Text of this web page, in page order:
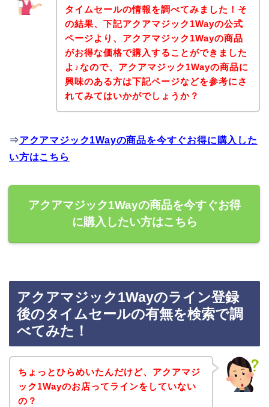
タイムセールの情報を調べてみました！そ
の結果、下記アクアマジック1Wayの公式
ページより、アクアマジック1Wayの商品
がお得な価格で購入することができました
よ♪なので、アクアマジック1Wayの商品に
興味のある方は下記ページなどを参考にさ
れてみてはいかがでしょうか？
⇒アクアマジック1Wayの商品を今すぐお得に購入した
い方はこちら
アクアマジック1Wayの商品を今すぐお得
に購入したい方はこちら
アクアマジック1Wayのライン登録
後のタイムセールの有無を検索で調
べてみた！
ちょっとひらめいたんだけど、アクアマジ
ック1Wayのお店ってラインをしていない
の？